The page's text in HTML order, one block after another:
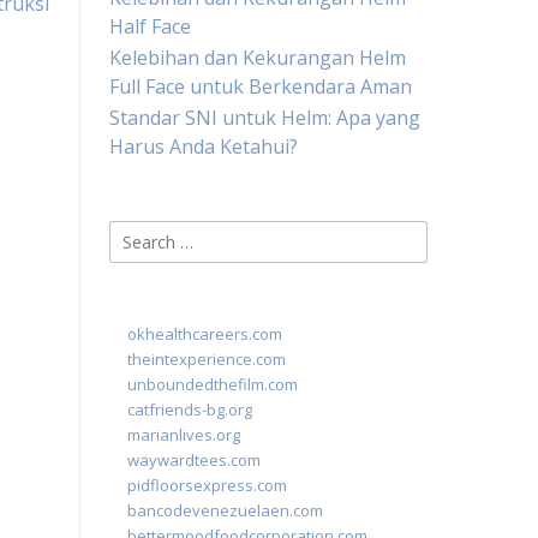
Half Face
Kelebihan dan Kekurangan Helm
Full Face untuk Berkendara Aman
Standar SNI untuk Helm: Apa yang
Harus Anda Ketahui?
Search
for:
okhealthcareers.com
theintexperience.com
unboundedthefilm.com
catfriends-bg.org
marianlives.org
waywardtees.com
pidfloorsexpress.com
bancodevenezuelaen.com